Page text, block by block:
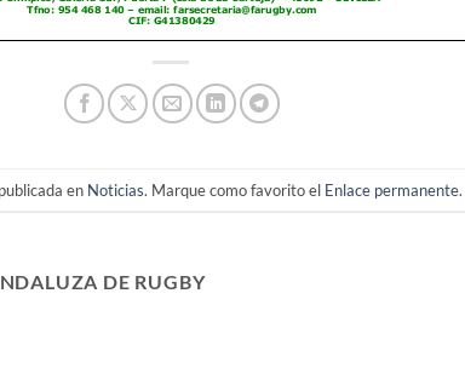
en Noticias. Marque como favorito el Enlace permanente.
DE RUGBY